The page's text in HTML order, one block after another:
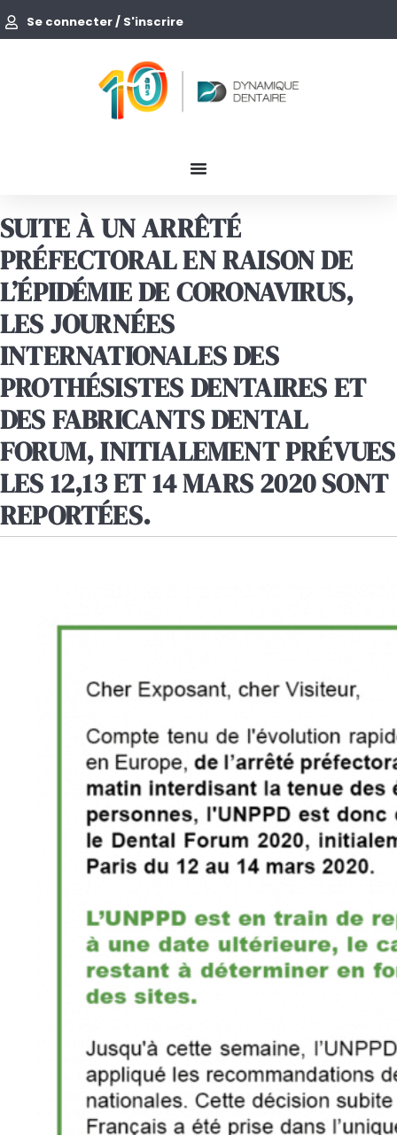
Se connecter / S'inscrire
SUITE À UN ARRÊTÉ
PRÉFECTORAL EN RAISON DE
L’ÉPIDÉMIE DE CORONAVIRUS,
LES JOURNÉES
INTERNATIONALES DES
PROTHÉSISTES DENTAIRES ET
DES FABRICANTS DENTAL
FORUM, INITIALEMENT PRÉVUES
LES 12,13 ET 14 MARS 2020 SONT
REPORTÉES.